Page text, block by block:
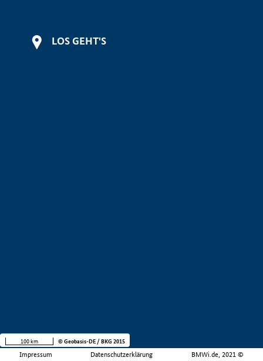
LOS GEHT'S
Impressum Datenschutzerklärung BMWi.de, 2021 ©
100 km © Geobasis-DE / BKG 2015